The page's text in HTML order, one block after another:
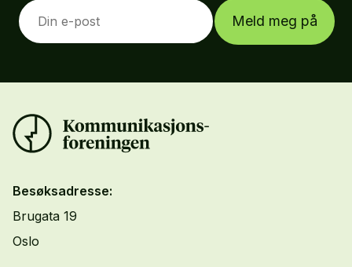
Meld meg på
Besøksadresse:
Brugata 19
Oslo